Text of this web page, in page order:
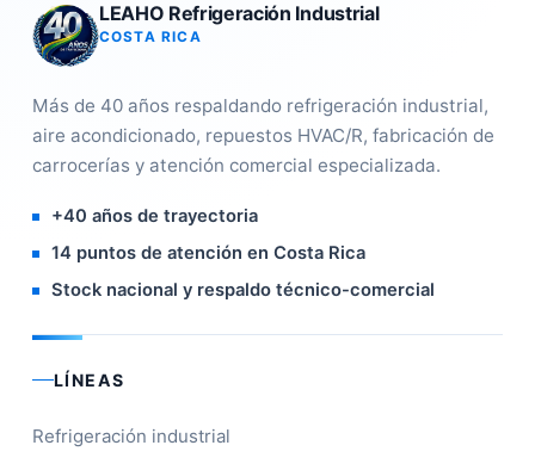
LEAHO Refrigeración Industrial
COSTA RICA
Más de 40 años respaldando refrigeración industrial,
aire acondicionado, repuestos HVAC/R, fabricación de
carrocerías y atención comercial especializada.
+40 años de trayectoria
14 puntos de atención en Costa Rica
Stock nacional y respaldo técnico-comercial
LÍNEAS
Refrigeración industrial